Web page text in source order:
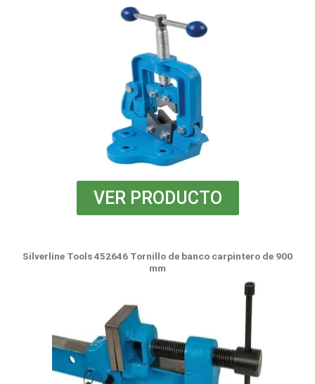
VER PRODUCTO
Silverline Tools 452646 Tornillo de banco carpintero de 900
mm